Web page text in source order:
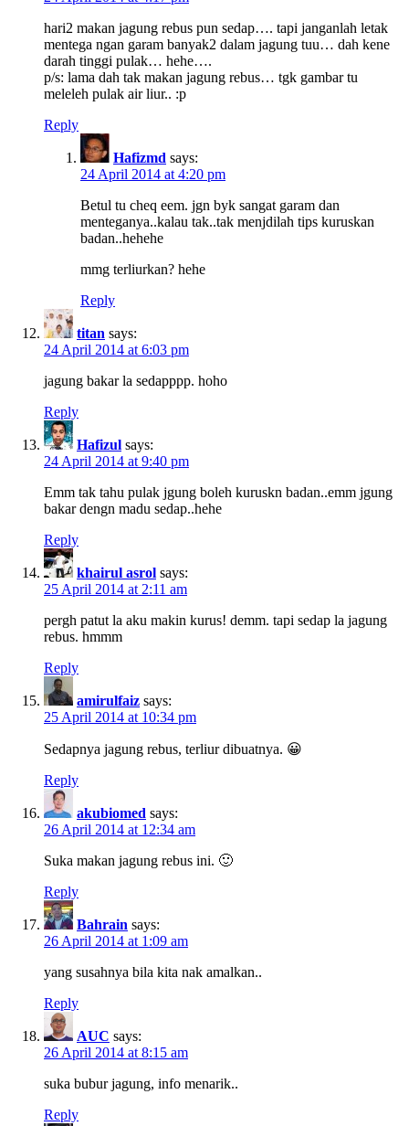
hari2 makan jagung rebus pun sedap…. tapi janganlah letak
mentega ngan garam banyak2 dalam jagung tuu… dah kene
darah tinggi pulak… hehe….
p/s: lama dah tak makan jagung rebus… tgk gambar tu
meleleh pulak air liur.. :p
Reply
Hafizmd says:
24 April 2014 at 4:20 pm
Betul tu cheq eem. jgn byk sangat garam dan
menteganya..kalau tak..tak menjdilah tips kuruskan
badan..hehehe
mmg terliurkan? hehe
Reply
titan says:
24 April 2014 at 6:03 pm
jagung bakar la sedapppp. hoho
Reply
Hafizul says:
24 April 2014 at 9:40 pm
Emm tak tahu pulak jgung boleh kuruskn badan..emm jgung
bakar dengn madu sedap..hehe
Reply
khairul asrol says:
25 April 2014 at 2:11 am
pergh patut la aku makin kurus! demm. tapi sedap la jagung
rebus. hmmm
Reply
amirulfaiz says:
25 April 2014 at 10:34 pm
Sedapnya jagung rebus, terliur dibuatnya. 😀
Reply
akubiomed says:
26 April 2014 at 12:34 am
Suka makan jagung rebus ini. 🙂
Reply
Bahrain says:
26 April 2014 at 1:09 am
yang susahnya bila kita nak amalkan..
Reply
AUC says:
26 April 2014 at 8:15 am
suka bubur jagung, info menarik..
Reply